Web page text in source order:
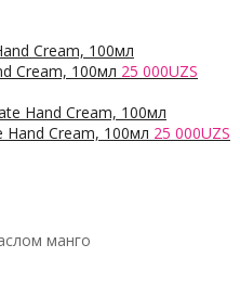
Cream, 100мл 25 000UZS
Hand Cream, 100мл 25 000UZS
манго